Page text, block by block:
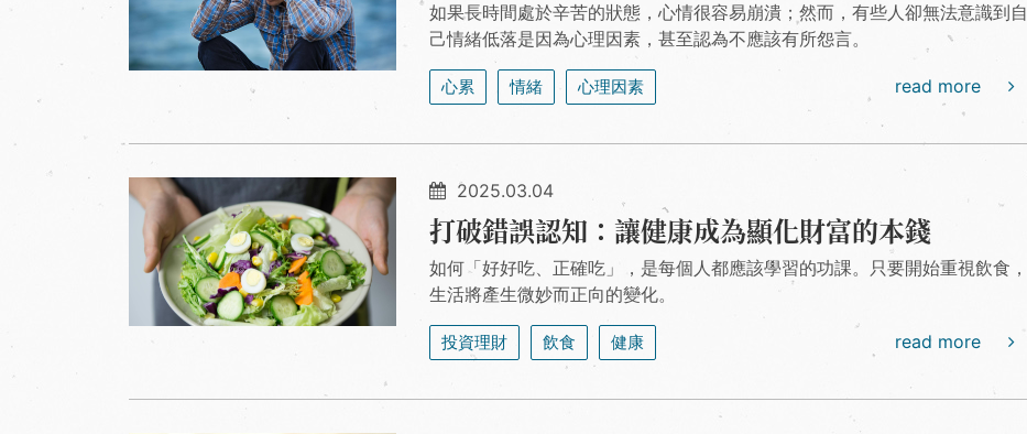
如果長時間處於辛苦的狀態，心情很容易崩潰；然而，有些人卻無法意識到自
己情緒低落是因為心理因素，甚至認為不應該有所怨言。
心累 情緒 心理因素 read more
2025.03.04
打破錯誤認知：讓健康成為顯化財富的本錢
如何「好好吃、正確吃」，是每個人都應該學習的功課。只要開始重視飲食，
生活將產生微妙而正向的變化。
投資理財 飲食 健康 read more